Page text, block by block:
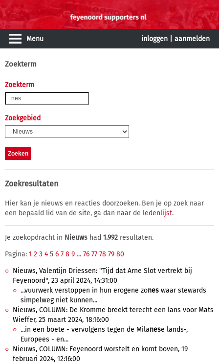
Menu inloggen aanmelden
Zoekterm
Zoekterm
Zoekgebied
Zoekresultaten
Hier kan je nieuws en reacties doorzoeken. Ben je op zoek naar
een bepaald lid van de site, ga dan naar de ledenlijst.
Je zoekopdracht in Nieuws had 1.992 resultaten.
Pagina: 1 2 3 4 5 6 7 8 9 ... 76 77 78 79 80
Nieuws, Valentijn Driessen: "Tijd dat Arne Slot vertrekt bij
Feyenoord", 23 april 2024, 14:31:00
...vuurwerk verstoppen in hun erogene zones waar stewards
simpelweg niet kunnen...
Nieuws, COLUMN: De Kromme breekt terecht een lans voor Mats
Wieffer, 25 maart 2024, 18:16:00
...in een boete - vervolgens tegen de Milanese lands-,
Europees - en...
Nieuws, COLUMN: Feyenoord worstelt en komt boven, 19
februari 2024, 12:16:00